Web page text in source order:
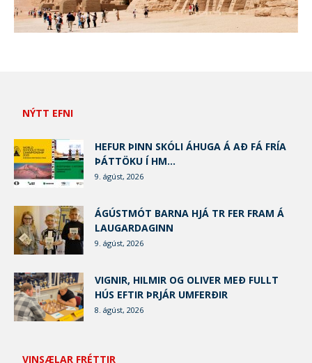
NÝTT EFNI
HEFUR ÞINN SKÓLI ÁHUGA Á AÐ FÁ FRÍA
ÞÁTTÖKU Í HM...
9. ágúst, 2026
ÁGÚSTMÓT BARNA HJÁ TR FER FRAM Á
LAUGARDAGINN
9. ágúst, 2026
VIGNIR, HILMIR OG OLIVER MEÐ FULLT
HÚS EFTIR ÞRJÁR UMFERÐIR
8. ágúst, 2026
VINSÆLAR FRÉTTIR